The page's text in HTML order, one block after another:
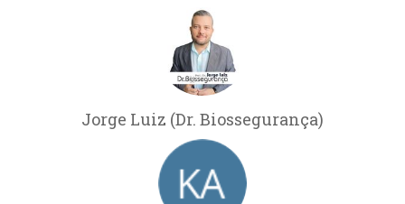
Jorge Luiz (Dr. Biossegurança)